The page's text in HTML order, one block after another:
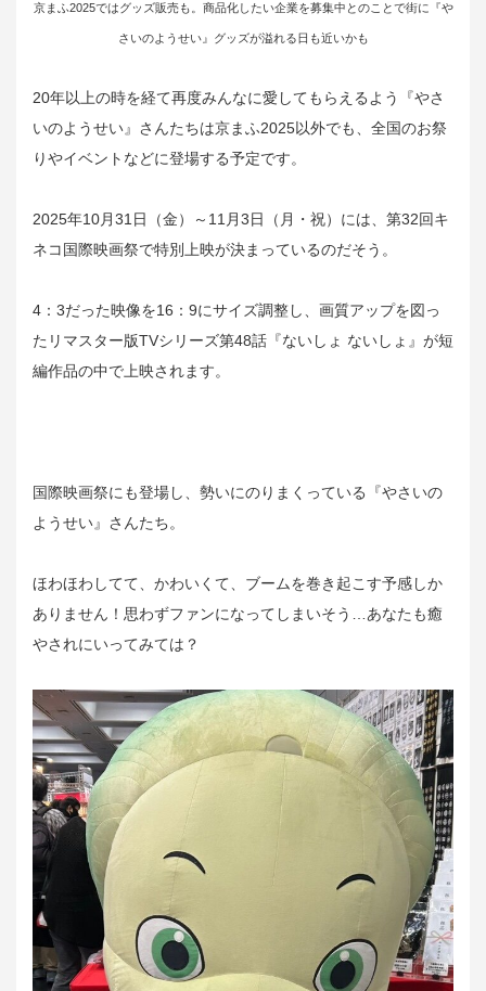
京まふ2025ではグッズ販売も。商品化したい企業を募集中とのことで街に『や
さいのようせい』グッズが溢れる日も近いかも
20年以上の時を経て再度みんなに愛してもらえるよう『やさ
いのようせい』さんたちは京まふ2025以外でも、全国のお祭
りやイベントなどに登場する予定です。
2025年10月31日（金）～11月3日（月・祝）には、第32回キ
ネコ国際映画祭で特別上映が決まっているのだそう。
4：3だった映像を16：9にサイズ調整し、画質アップを図っ
たリマスター版TVシリーズ第48話『ないしょ ないしょ』が短
編作品の中で上映されます。
国際映画祭にも登場し、勢いにのりまくっている『やさいの
ようせい』さんたち。
ほわほわしてて、かわいくて、ブームを巻き起こす予感しか
ありません！思わずファンになってしまいそう…あなたも癒
やされにいってみては？